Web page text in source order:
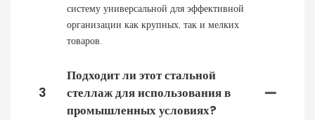
систему универсальной для эффективной
организации как крупных, так и мелких
товаров.
3
Подходит ли этот стальной
стеллаж для использования в
промышленных условиях?